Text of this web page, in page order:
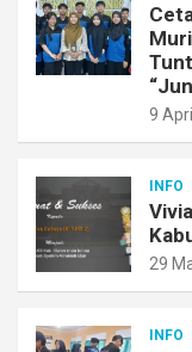
9
INFO
29
INFO